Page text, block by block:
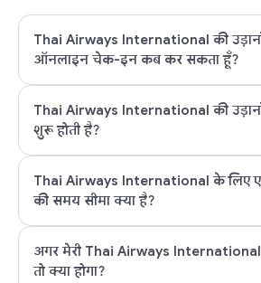
Thai Airways International की
ऑनलाइन चेक-इन कब कर सकता हूँ?
Thai Airways International की उड़ानों
शुरू होती है?
Thai Airways International के लिए
की समय सीमा क्या है?
अगर मेरी Thai Airways International
तो क्या होगा?